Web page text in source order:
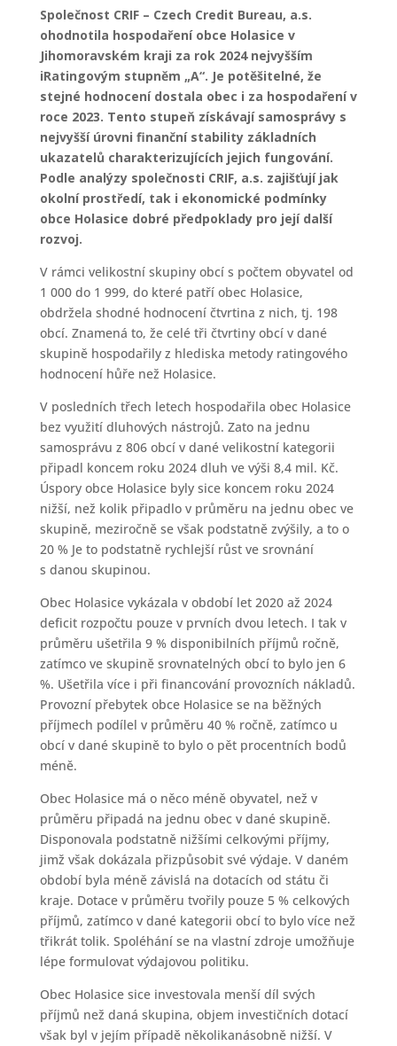
Společnost CRIF – Czech Credit Bureau, a.s.
ohodnotila hospodaření obce Holasice v
Jihomoravském kraji za rok 2024 nejvyšším
iRatingovým stupněm „A“. Je potěšitelné, že
stejné hodnocení dostala obec i za hospodaření v
roce 2023. Tento stupeň získávají samosprávy s
nejvyšší úrovni finanční stability základních
ukazatelů charakterizujících jejich fungování.
Podle analýzy společnosti CRIF, a.s. zajišťují jak
okolní prostředí, tak i ekonomické podmínky
obce Holasice dobré předpoklady pro její další
rozvoj.
V rámci velikostní skupiny obcí s počtem obyvatel od
1 000 do 1 999, do které patří obec Holasice,
obdržela shodné hodnocení čtvrtina z nich, tj. 198
obcí. Znamená to, že celé tři čtvrtiny obcí v dané
skupině hospodařily z hlediska metody ratingového
hodnocení hůře než Holasice.
V posledních třech letech hospodařila obec Holasice
bez využití dluhových nástrojů. Zato na jednu
samosprávu z 806 obcí v dané velikostní kategorii
připadl koncem roku 2024 dluh ve výši 8,4 mil. Kč.
Úspory obce Holasice byly sice koncem roku 2024
nižší, než kolik připadlo v průměru na jednu obec ve
skupině, meziročně se však podstatně zvýšily, a to o
20 % Je to podstatně rychlejší růst ve srovnání
s danou skupinou.
Obec Holasice vykázala v období let 2020 až 2024
deficit rozpočtu pouze v prvních dvou letech. I tak v
průměru ušetřila 9 % disponibilních příjmů ročně,
zatímco ve skupině srovnatelných obcí to bylo jen 6
%. Ušetřila více i při financování provozních nákladů.
Provozní přebytek obce Holasice se na běžných
příjmech podílel v průměru 40 % ročně, zatímco u
obcí v dané skupině to bylo o pět procentních bodů
méně.
Obec Holasice má o něco méně obyvatel, než v
průměru připadá na jednu obec v dané skupině.
Disponovala podstatně nižšími celkovými příjmy,
jimž však dokázala přizpůsobit své výdaje. V daném
období byla méně závislá na dotacích od státu či
kraje. Dotace v průměru tvořily pouze 5 % celkových
příjmů, zatímco v dané kategorii obcí to bylo více než
třikrát tolik. Spoléhání se na vlastní zdroje umožňuje
lépe formulovat výdajovou politiku.
Obec Holasice sice investovala menší díl svých
příjmů než daná skupina, objem investičních dotací
však byl v jejím případě několikanásobně nižší. V